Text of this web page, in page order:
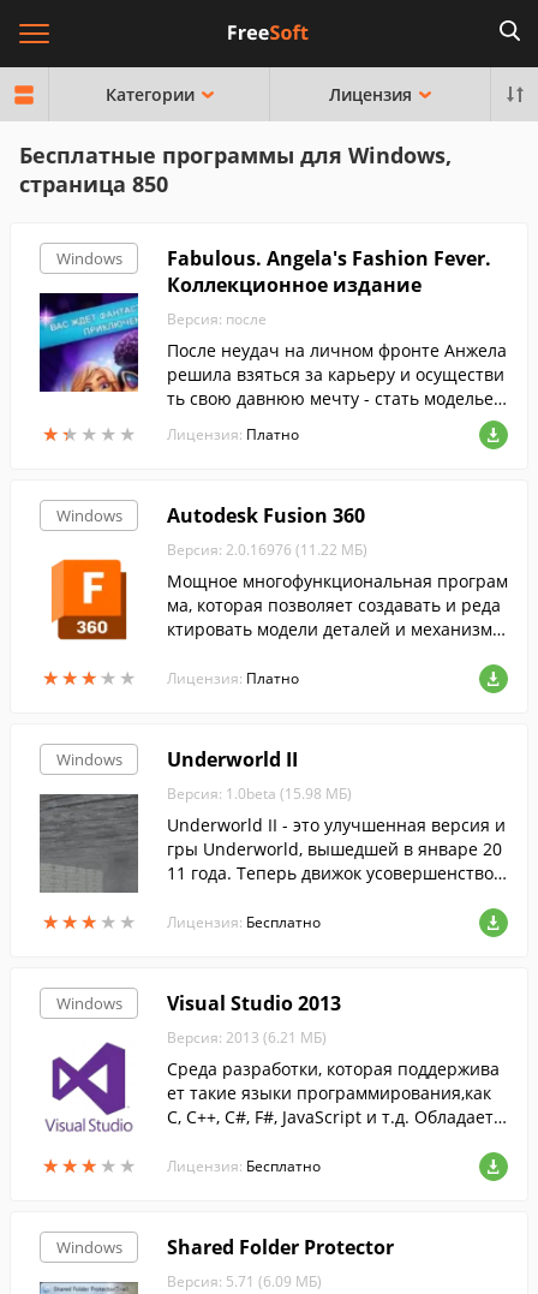
Категории Лицензия
Бесплатные программы для Windows,
страница 850
Windows
★★ ★ ★ ★
★★ ★ ★ ★
Fabulous. Angela's Fashion Fever.
Коллекционное издание
Версия: после
После неудач на личном фронте Анжела
решила взяться за карьеру и осуществи
ть свою давнюю мечту - стать модельер
ом. Сейчас она работает консультантом
в модном бутике, но это лишь начало. П
й, рассчитывать их у кассы, наводить по
рядок у туалетных столиков - и жизнь об
язательно даст ей шанс сделать новый
шаг. Например, принять участие в реал
ити-шоу для начинающих модельеров!
Лицензия: Платно
Windows
★★★★ ★
★★★★ ★
Autodesk Fusion 360
Версия: 2.0.16976 (11.22 МБ)
Мощное многофункциональная програм
ма, которая позволяет создавать и реда
ктировать модели деталей и механизмо
воими разработками.
Лицензия: Платно
Windows
★★★ ★ ★
★★★ ★ ★
Underworld II
Версия: 1.0beta (15.98 МБ)
Underworld II - это улучшенная версия и
гры Underworld, вышедшей в январе 20
11 года. Теперь движок усовершенствов
аже на слабых компьютерах. Цель игры
Лицензия: Бесплатно
Windows
★★★ ★ ★
★★★ ★ ★
Visual Studio 2013
Версия: 2013 (6.21 МБ)
Среда разработки, которая поддержива
ет такие языки программирования,как
C, C++, C#, F#, JavaScript и т.д. Обладает у
льзовательским интерфейсом....
Лицензия: Бесплатно
Windows Shared Folder Protector
Версия: 5.71 (6.09 МБ)